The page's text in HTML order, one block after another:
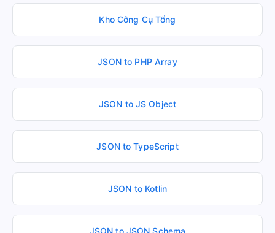
Kho Công Cụ Tổng
JSON to PHP Array
JSON to JS Object
JSON to TypeScript
JSON to Kotlin
JSON to JSON Schema